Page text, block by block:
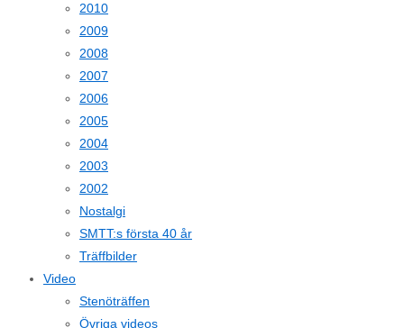
2010
2009
2008
2007
2006
2005
2004
2003
2002
Nostalgi
SMTT:s första 40 år
Träffbilder
Video
Stenöträffen
Övriga videos